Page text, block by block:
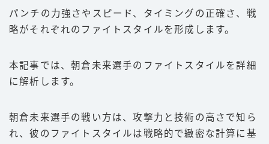
ルール
PFP
減量
喧嘩
パンチの力強さやスピード、タイミングの正確さ、戦
略がそれぞれのファイトスタイルを形成します。
本記事では、朝倉未来選手のファイトスタイルを詳細
に解析します。
朝倉未来選手の戦い方は、攻撃力と技術の高さで知ら
れ、彼のファイトスタイルは戦略的で緻密な計算に基